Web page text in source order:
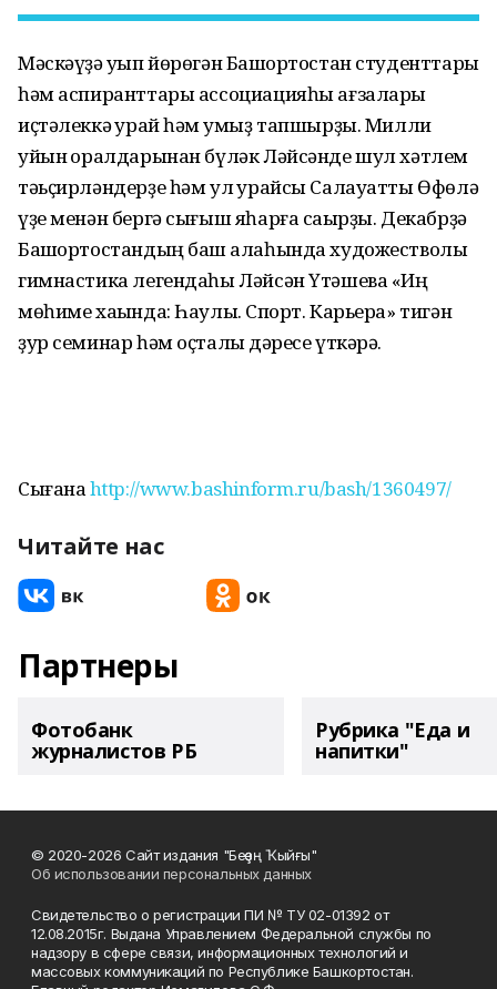
Мәскәүҙә уҡып йөрөгән Башҡортостан студенттары
һәм аспиранттары ассоциацияһы ағзалары
иҫтәлеккә ҡурай һәм ҡумыҙ тапшырҙы. Милли
уйын ҡоралдарынан бүләк Ләйсәнде шул хәтлем
тәьҫирләндерҙе һәм ул ҡурайсы Салауатты Өфөлә
үҙе менән бергә сығыш яһарға саҡырҙы. Декабрҙә
Башҡортостандың баш ҡалаһында художестволы
гимнастика легендаһы Ләйсән Үтәшева «Иң
мөһиме хаҡында: Һаулыҡ. Спорт. Карьера» тигән
ҙур семинар һәм оҫталыҡ дәресе үткәрә.
Сығанаҡhttp://www.bashinform.ru/bash/1360497/
Читайте нас
Партнеры
Фотобанк
журналистов РБ
Рубрика "Еда и
напитки"
© 2020-2026 Сайт издания "Беҙҙең Ҡыйғы"
Об использовании персональных данных
Свидетельство о регистрации ПИ № ТУ 02-01392 от
12.08.2015г. Выдана Управлением Федеральной службы по
надзору в сфере связи, информационных технологий и
массовых коммуникаций по Республике Башкортостан.